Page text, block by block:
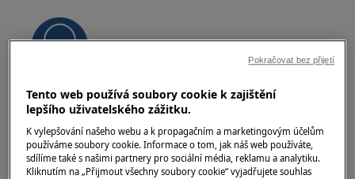
Při provádění údržby nebo oprav prací
zahrnujících pružiny noste ochranné brýle.
Tento web používá soubory cookie k zajištění
lepšího uživatelského zážitku.
K vylepšování našeho webu a k propagačním a marketingovým účelům
používáme soubory cookie. Informace o tom, jak náš web používáte,
sdílíme také s našimi partnery pro sociální média, reklamu a analytiku.
Kliknutím na „Přijmout všechny soubory cookie“ vyjadřujete souhlas
Pokračovat bez přijetí